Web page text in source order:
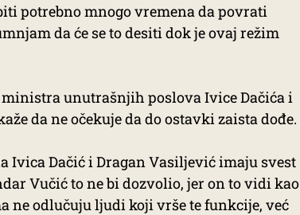
potrebno mnogo vremena da povrati
da će se to desiti dok je ovaj režim
unutrašnjih poslova Ivice Dačića i
da ne očekuje da do ostavki zaista dođe.
Ivica Dačić i Dragan Vasiljević imaju svest
Vučić to ne bi dozvolio, jer on to vidi kao
ne odlučuju ljudi koji vrše te funkcije, već